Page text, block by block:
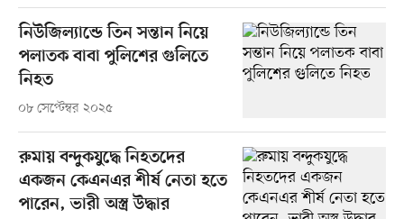
নিউজিল্যান্ডে তিন সন্তান নিয়ে
পলাতক বাবা পুলিশের গুলিতে
নিহত
০৮ সেপ্টেম্বর ২০২৫
রুমায় বন্দুকযুদ্ধে নিহতদের
একজন কেএনএর শীর্ষ নেতা হতে
পারেন, ভারী অস্ত্র উদ্ধার